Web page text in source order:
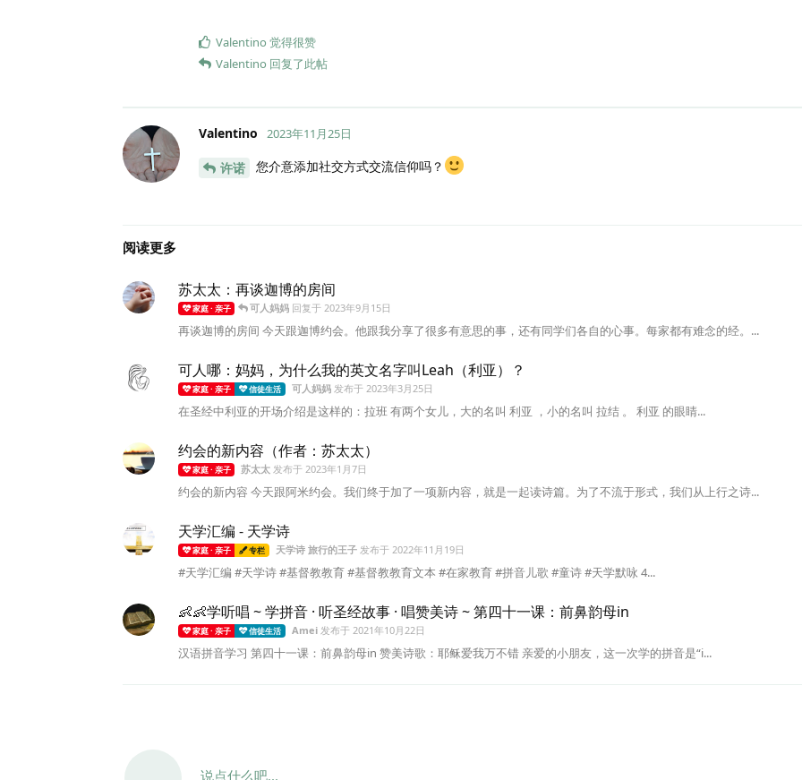
Valentino 觉得很赞
Valentino 回复了此帖
Valentino 2023年11月25日
许诺 您介意添加社交方式交流信仰吗？
阅读更多
苏太太：再谈迦博的房间
家庭 · 亲子 可人妈妈 回复于2023年9月15日
再谈迦博的房间 今天跟迦博约会。他跟我分享了很多有意思的事，还有同学们各自的心事。每家都有难念的经。...
可人哪：妈妈，为什么我的英文名字叫Leah（利亚）？
家庭 · 亲子 信徒生活 可人妈妈发布于 2023年3月25日
在圣经中利亚的开场介绍是这样的：拉班 有两个女儿，大的名叫 利亚 ，小的名叫 拉结 。 利亚 的眼睛...
约会的新内容（作者：苏太太）
家庭 · 亲子 苏太太 发布于2023年1月7日
约会的新内容 今天跟阿米约会。我们终于加了一项新内容，就是一起读诗篇。为了不流于形式，我们从上行之诗...
天学汇编 - 天学诗
家庭 · 亲子 专栏 天学诗 旅行的王子发布于 2022年11月19日
#天学汇编 #天学诗 #基督教教育 #基督教教育文本 #在家教育 #拼音儿歌 #童诗 #天学默咏 4...
👶👶学听唱 ~ 学拼音 · 听圣经故事 · 唱赞美诗 ~ 第四十一课：前鼻韵母in
家庭 · 亲子 信徒生活 Amei发布于 2021年10月22日
汉语拼音学习 第四十一课：前鼻韵母in 赞美诗歌：耶稣爱我万不错 亲爱的小朋友，这一次学的拼音是“i...
说点什么吧...